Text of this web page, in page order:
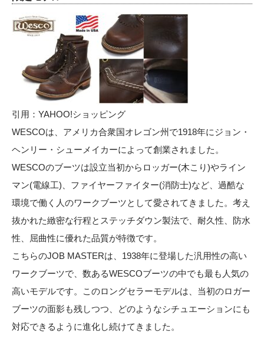
引用： YAHOO!ショッピング
WESCOは、アメリカ合衆国オレゴン州で1918年にジョン・
ヘンリー・シューメイカーによって創業されました。
WESCOのブーツは設立当初からロッガー(木こり)やライン
マン(電線工)、ファイヤーファイター(消防士)など、過酷な
環境で働く人のワークブーツとして愛されてきました。考え
抜かれた緻密な行程とステッチダウン製法で、耐久性、防水
性、屈曲性に優れた品質が特徴です。
こちらのJOB MASTERは、1938年に登場した汎用性の高い
ワークブーツで、数あるWESCOブーツの中でも最も人気の
高いモデルです。このロングセラーモデルは、当初のロガー
ブーツの面影も残しつつ、どのようなシチュエーションにも
対応できるように進化し続けてきました。